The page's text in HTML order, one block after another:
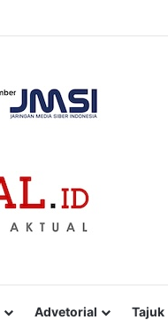
Advetorial Tajuk